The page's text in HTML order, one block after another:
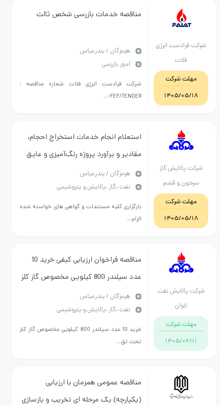
شرکت فرادست انرژی
فلات
مهلت شرکت
1405/05/18
مناقصه خدمات بازرسی شخص ثالث
هرمزگان / بندرعباس
امور بازرسی
شرکت فرادست انرژی فلات شماره مناقصه :
FEF/TENDER-...
شرکت پالایش گاز
سرخون و قشم
مهلت شرکت
1405/05/18
استعلام انجام خدمات استخراج احجام،
مقادیر و برآورد پروژه رنگ‌آمیزی و عایق
پالایشگاه گاز سرخون
هرمزگان / بندرعباس
نفت ،گاز ،پالایش و پتروشیمی
بارگزاری کلیه مستندات و گواهی های خواسته شده
الزام...
شرکت پالایش نفت
لاوان
مهلت شرکت
1405/06/11
مناقصه فراخوان ارزیابی کیفی خرید 10
عدد سیلندر 800 کیلویی مخصوص گاز کلز
تحت تقاضای RLP-0550069109-LA
هرمزگان / بندرعباس
نفت ،گاز ،پالایش و پتروشیمی
خرید 10 عدد سیلندر 800 کیلویی مخصوص گاز کلز
تحت تق...
مناقصه عمومی همزمان با ارزیابی
(یکپارچه) یک مرحله ای تخریب و بازسازی